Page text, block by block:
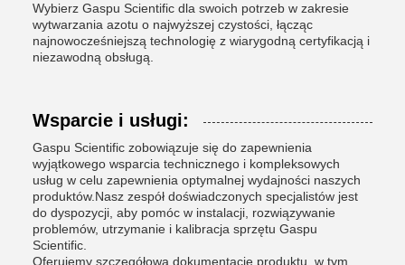
Wybierz Gaspu Scientific dla swoich potrzeb w zakresie
wytwarzania azotu o najwyższej czystości, łącząc
najnowocześniejszą technologię z wiarygodną certyfikacją i
niezawodną obsługą.
Wsparcie i usługi:
Gaspu Scientific zobowiązuje się do zapewnienia
wyjątkowego wsparcia technicznego i kompleksowych
usług w celu zapewnienia optymalnej wydajności naszych
produktów.Nasz zespół doświadczonych specjalistów jest
do dyspozycji, aby pomóc w instalacji, rozwiązywanie
problemów, utrzymanie i kalibracja sprzętu Gaspu
Scientific.
Oferujemy szczegółową dokumentację produktu, w tym